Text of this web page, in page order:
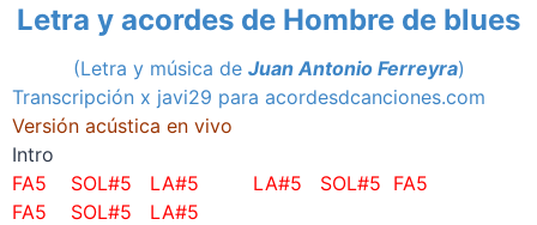
Letra y acordes de Hombre de blues
(Letra y música de Juan Antonio Ferreyra)
Transcripción x javi29 para acordesdcanciones.com
Versión acústica en vivo
Intro
FA5 SOL#5 LA#5 LA#5 SOL#5 FA5
FA5 SOL#5 LA#5